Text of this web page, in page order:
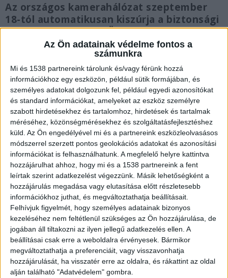
Az Ön adatainak védelme fontos a
számunkra
Mi és 1538 partnereink tárolunk és/vagy férünk hozzá
információkhoz egy eszközön, például sütik formájában, és
személyes adatokat dolgozunk fel, például egyedi azonosítókat
és standard információkat, amelyeket az eszköz személyre
szabott hirdetésekhez és tartalomhoz, hirdetések és tartalmak
méréséhez, közönségmérésekhez és szolgáltatásfejlesztéshez
küld. Az Ön engedélyével mi és a partnereink eszközleolvasásos
módszerrel szerzett pontos geolokációs adatokat és azonosítási
információkat is felhasználhatunk. A megfelelő helyre kattintva
hozzájárulhat ahhoz, hogy mi és a 1538 partnereink a fent
leírtak szerint adatkezelést végezzünk. Másik lehetőségként a
hozzájárulás megadása vagy elutasítása előtt részletesebb
információkhoz juthat, és megváltoztathatja beállításait.
Felhívjuk figyelmét, hogy személyes adatainak bizonyos
kezeléséhez nem feltétlenül szükséges az Ön hozzájárulása, de
jogában áll tiltakozni az ilyen jellegű adatkezelés ellen. A
beállításai csak erre a weboldalra érvényesek. Bármikor
megváltoztathatja a preferenciáit, vagy visszavonhatja
hozzájárulását, ha visszatér erre az oldalra, és rákattint az oldal
alján található "Adatvédelem" gombra.
Az országos kamerahálózat szeptember
18-tól automatikusan kiszúrja a biztonsági
öv nélküli utasokat. Övenként 20–40 ezer
forintos csekk és 3–5 büntetőpont jár, a
sofőr csak nyilatkozattal mentheti magát.
Rögzíti a kamera
Szeptember 18-tól szigorúbb szabályok lépnek
életbe az utakon. Ha az utasok nem kötik be a
biztonsági övet, az objektív felelősség alapján a
bírságot az autó üzembentartója kapja.
Amennyiben a VÉDA kamerarendszer rögzíti a
szabálysértést, a csekket az üzembentartónak
küldik, ez utasonként akár 40 ezer forint is lehet.
A Kékvillogó legfrissebb híreit ide kattintva éred
el! A Facebookon már 342 ezernél is többen
követnek minket.